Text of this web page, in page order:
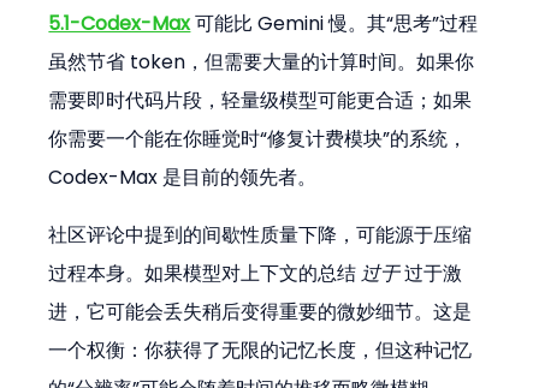
5.1-Codex-Max 可能比 Gemini 慢。其“思考”过程
虽然节省 token，但需要大量的计算时间。如果你
需要即时代码片段，轻量级模型可能更合适；如果
你需要一个能在你睡觉时“修复计费模块”的系统，
Codex-Max 是目前的领先者。
社区评论中提到的间歇性质量下降，可能源于压缩
过程本身。如果模型对上下文的总结 过于 过于激
进，它可能会丢失稍后变得重要的微妙细节。这是
一个权衡：你获得了无限的记忆长度，但这种记忆